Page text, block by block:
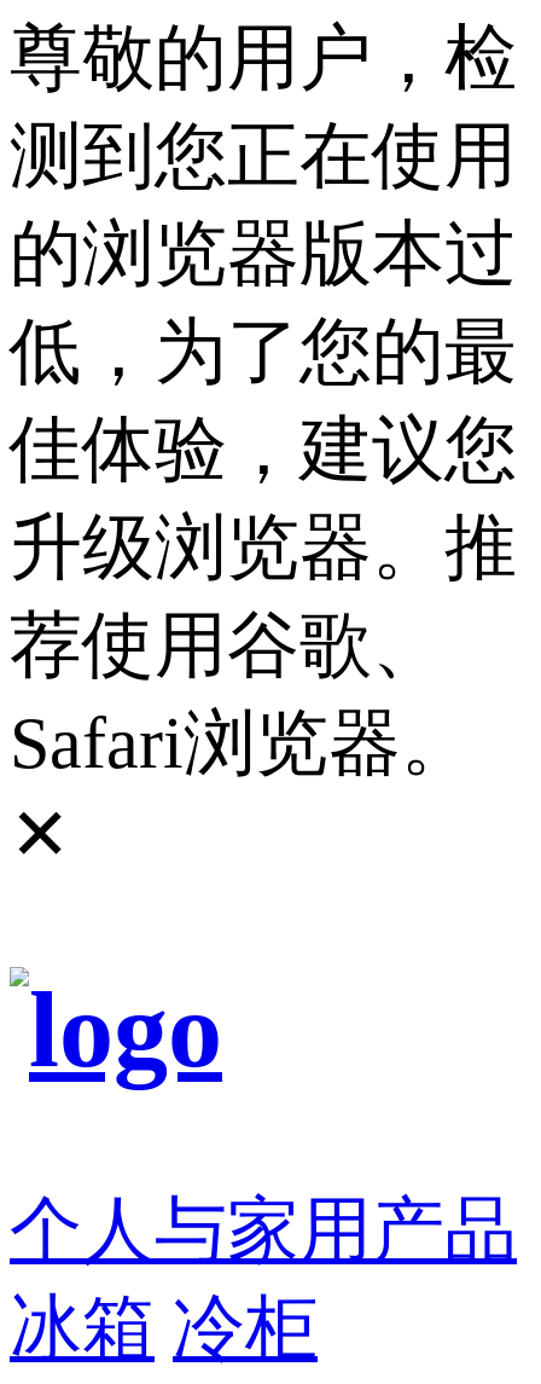
尊敬的用户，检
测到您正在使用
的浏览器版本过
低，为了您的最
佳体验，建议您
升级浏览器。推
荐使用谷歌、
Safari浏览器。
✕
个人与家用产品
冰箱 冷柜